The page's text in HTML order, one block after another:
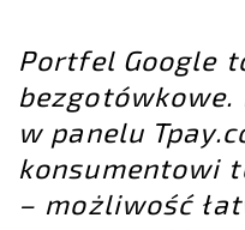
Portfel Google
w panelu
konsumentowi
– możliwość